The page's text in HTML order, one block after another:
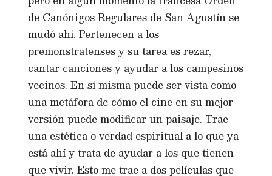
de Canónigos Regulares de San Agustín se
mudó ahí. Pertenecen a los
premonstratenses y su tarea es rezar,
cantar canciones y ayudar a los campesinos
vecinos. En sí misma puede ser vista como
una metáfora de cómo el cine en su mejor
versión puede modificar un paisaje. Trae
una estética o verdad espiritual a lo que ya
está ahí y trata de ayudar a los que tienen
que vivir. Esto me trae a dos películas que